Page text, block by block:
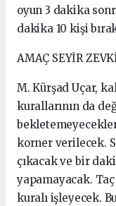
oyun 3 dakika
dakika 10 kişi
AMAÇ SEYİR
M. Kürşad Uçar,
kurallarının da
korner verilecek.
çıkacak ve bir
yapamayacak.
kuralı işleyecek.